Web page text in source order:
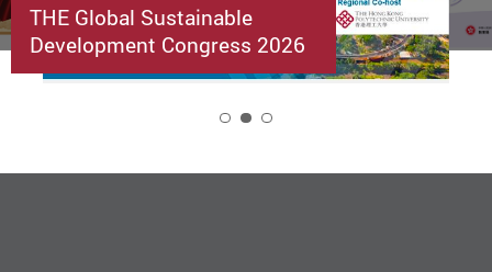
THE Global Sustainable
Development Congress 2026